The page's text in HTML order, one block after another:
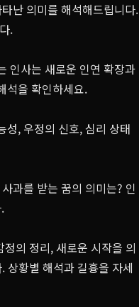
난 의미를 해석해드립니다.
.
인사는 새로운 인연 확장과
석을 확인하세요.
성, 우정의 신호, 심리 상태
과를 받는 꿈의 의미는? 인
의 정리, 새로운 시작을 의
상황별 해석과 길흉을 자세